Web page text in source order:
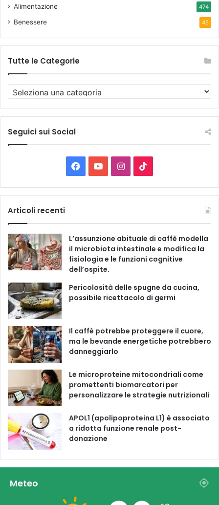
Alimentazione 474
Benessere 45
Tutte le Categorie
u
t
e
o
r
i
e
Seguici sui Social
a
e
b
o
o
k
o
T
u
b
e
I
n
t
a
g
r
a
i
T
o
k
Articoli recenti
L’assunzione abituale di caffè modella
il microbiota intestinale e modifica la
fisiologia e le funzioni cognitive
dell’ospite.
Pericolosità delle spugne da cucina,
possibile ricettacolo di germi
Il caffè potrebbe proteggere il cuore,
ma le bevande energetiche potrebbero
danneggiarlo
Le microproteine ​​mitocondriali come
promettenti biomarcatori per
personalizzare le strategie nutrizionali
APOL1 (apolipoproteina L1) è associato
a ridotta funzione renale post-
donazione
Meteo